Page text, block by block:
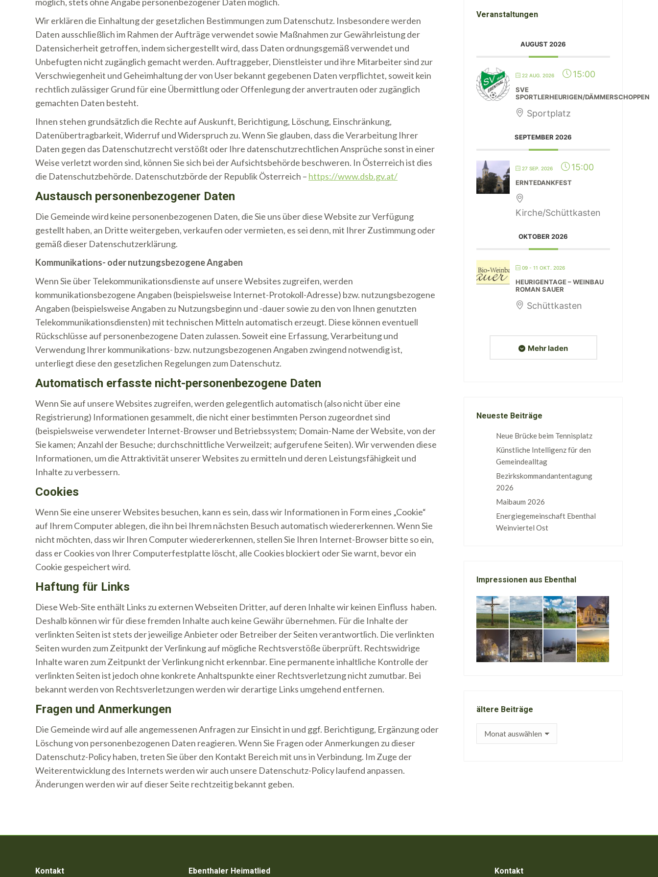
Wir erklären die Einhaltung der gesetzlichen Bestimmungen zum Datenschutz. Insbesondere werden
Daten ausschließlich im Rahmen der Aufträge verwendet sowie Maßnahmen zur Gewährleistung der
Datensicherheit getroffen, indem sichergestellt wird, dass Daten ordnungsgemäß verwendet und
Unbefugten nicht zugänglich gemacht werden. Auftraggeber, Dienstleister und ihre Mitarbeiter sind zur
Verschwiegenheit und Geheimhaltung der von User bekannt gegebenen Daten verpflichtet, soweit kein
rechtlich zulässiger Grund für eine Übermittlung oder Offenlegung der anvertrauten oder zugänglich
gemachten Daten besteht.
Ihnen stehen grundsätzlich die Rechte auf Auskunft, Berichtigung, Löschung, Einschränkung,
Datenübertragbarkeit, Widerruf und Widerspruch zu. Wenn Sie glauben, dass die Verarbeitung Ihrer
Daten gegen das Datenschutzrecht verstößt oder Ihre datenschutzrechtlichen Ansprüche sonst in einer
Weise verletzt worden sind, können Sie sich bei der Aufsichtsbehörde beschweren. In Österreich ist dies
die Datenschutzbehörde. Datenschutzbörde der Republik Österreich – https://www.dsb.gv.at/
Austausch personenbezogener Daten
Die Gemeinde wird keine personenbezogenen Daten, die Sie uns über diese Website zur Verfügung
gestellt haben, an Dritte weitergeben, verkaufen oder vermieten, es sei denn, mit Ihrer Zustimmung oder
gemäß dieser Datenschutzerklärung.
Kommunikations- oder nutzungsbezogene Angaben
Wenn Sie über Telekommunikationsdienste auf unsere Websites zugreifen, werden
kommunikationsbezogene Angaben (beispielsweise Internet-Protokoll-Adresse) bzw. nutzungsbezogene
Angaben (beispielsweise Angaben zu Nutzungsbeginn und -dauer sowie zu den von Ihnen genutzten
Telekommunikationsdiensten) mit technischen Mitteln automatisch erzeugt. Diese können eventuell
Rückschlüsse auf personenbezogene Daten zulassen. Soweit eine Erfassung, Verarbeitung und
Verwendung Ihrer kommunikations- bzw. nutzungsbezogenen Angaben zwingend notwendig ist,
unterliegt diese den gesetzlichen Regelungen zum Datenschutz.
Automatisch erfasste nicht-personenbezogene Daten
Wenn Sie auf unsere Websites zugreifen, werden gelegentlich automatisch (also nicht über eine
Registrierung) Informationen gesammelt, die nicht einer bestimmten Person zugeordnet sind
(beispielsweise verwendeter Internet-Browser und Betriebssystem; Domain-Name der Website, von der
Sie kamen; Anzahl der Besuche; durchschnittliche Verweilzeit; aufgerufene Seiten). Wir verwenden diese
Informationen, um die Attraktivität unserer Websites zu ermitteln und deren Leistungsfähigkeit und
Inhalte zu verbessern.
Cookies
Wenn Sie eine unserer Websites besuchen, kann es sein, dass wir Informationen in Form eines „Cookie“
auf Ihrem Computer ablegen, die ihn bei Ihrem nächsten Besuch automatisch wiedererkennen. Wenn Sie
nicht möchten, dass wir Ihren Computer wiedererkennen, stellen Sie Ihren Internet-Browser bitte so ein,
dass er Cookies von Ihrer Computerfestplatte löscht, alle Cookies blockiert oder Sie warnt, bevor ein
Cookie gespeichert wird.
Haftung für Links
Diese Web-Site enthält Links zu externen Webseiten Dritter, auf deren Inhalte wir keinen Einfluss haben.
Deshalb können wir für diese fremden Inhalte auch keine Gewähr übernehmen. Für die Inhalte der
verlinkten Seiten ist stets der jeweilige Anbieter oder Betreiber der Seiten verantwortlich. Die verlinkten
Seiten wurden zum Zeitpunkt der Verlinkung auf mögliche Rechtsverstöße überprüft. Rechtswidrige
Inhalte waren zum Zeitpunkt der Verlinkung nicht erkennbar. Eine permanente inhaltliche Kontrolle der
verlinkten Seiten ist jedoch ohne konkrete Anhaltspunkte einer Rechtsverletzung nicht zumutbar. Bei
bekannt werden von Rechtsverletzungen werden wir derartige Links umgehend entfernen.
Fragen und Anmerkungen
Die Gemeinde wird auf alle angemessenen Anfragen zur Einsicht in und ggf. Berichtigung, Ergänzung oder
Löschung von personenbezogenen Daten reagieren. Wenn Sie Fragen oder Anmerkungen zu dieser
Datenschutz-Policy haben, treten Sie über den Kontakt Bereich mit uns in Verbindung. Im Zuge der
Weiterentwicklung des Internets werden wir auch unsere Datenschutz-Policy laufend anpassen.
Änderungen werden wir auf dieser Seite rechtzeitig bekannt geben.
Veranstaltungen
AUGUST 2026
22 AUG. 2026 15:00
SVE
SPORTLERHEURIGEN/DÄMMERSCHOPPEN
Sportplatz
SEPTEMBER 2026
27 SEP. 2026 15:00
ERNTEDANKFEST
Kirche/Schüttkasten
OKTOBER 2026
09 - 11 OKT. 2026
HEURIGENTAGE – WEINBAU
ROMAN SAUER
Schüttkasten
Mehr laden
Neueste Beiträge
Neue Brücke beim Tennisplatz
Künstliche Intelligenz für den
Gemeindealltag
Bezirkskommandantentagung
2026
Maibaum 2026
Energiegemeinschaft Ebenthal
Weinviertel Ost
Impressionen aus Ebenthal
ältere Beiträge
Kontakt Ebenthaler Heimatlied Kontakt